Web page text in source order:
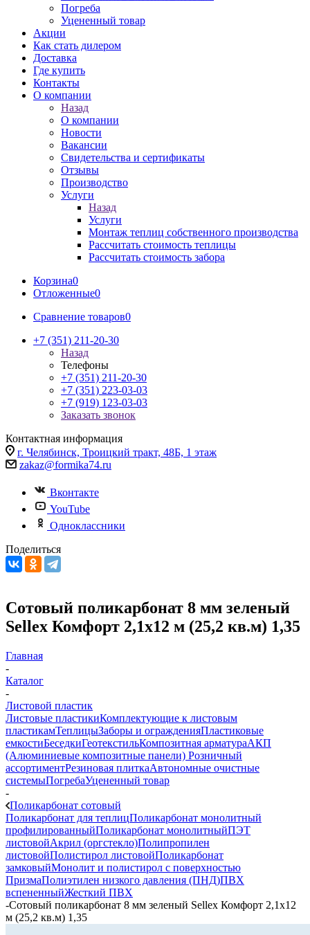
Погреба
Уцененный товар
Акции
Как стать дилером
Доставка
Где купить
Контакты
О компании
Назад
О компании
Новости
Вакансии
Свидетельства и сертификаты
Отзывы
Производство
Услуги
Назад
Услуги
Монтаж теплиц собственного производства
Рассчитать стоимость теплицы
Рассчитать стоимость забора
Корзина0
Отложенные0
Сравнение товаров0
+7 (351) 211-20-30
Назад
Телефоны
+7 (351) 211-20-30
+7 (351) 223-03-03
+7 (919) 123-03-03
Заказать звонок
Контактная информация
г. Челябинск, Троицкий тракт, 48Б, 1 этаж
zakaz@formika74.ru
Вконтакте
YouTube
Одноклассники
Поделиться
Сотовый поликарбонат 8 мм зеленый
Sellex Комфорт 2,1х12 м (25,2 кв.м) 1,35
Главная
-
Каталог
-
Листовой пластик
Листовые пластикиКомплектующие к листовым
пластикамТеплицыЗаборы и огражденияПластиковые
емкостиБеседкиГеотекстильКомпозитная арматураАКП
(Алюминиевые композитные панели) Розничный
ассортиментРезиновая плиткаАвтономные очистные
системыПогребаУцененный товар
-
Поликарбонат сотовый
Поликарбонат для теплицПоликарбонат монолитный
профилированныйПоликарбонат монолитныйПЭТ
листовойАкрил (оргстекло)Полипропилен
листовойПолистирол листовойПоликарбонат
замковыйМонолит и полистирол с поверхностью
ПризмаПолиэтилен низкого давления (ПНД)ПВХ
вспененныйЖесткий ПВХ
-Сотовый поликарбонат 8 мм зеленый Sellex Комфорт 2,1х12
м (25,2 кв.м) 1,35